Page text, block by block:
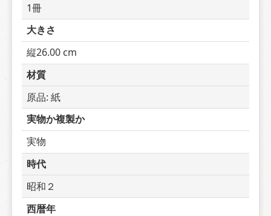
1冊
大きさ
縦26.00 cm
材質
原品: 紙
実物か複製か
実物
時代
昭和２
西暦年